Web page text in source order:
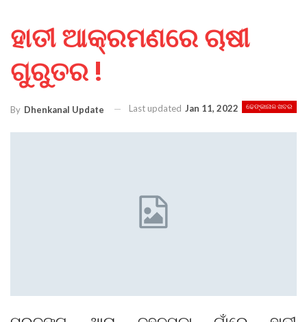
ହାତୀ ଆକ୍ରମଣରେ ଚାଷୀ
ଗୁରୁତର !
ଢେଙ୍କାନାଳ ଖବର
By Dhenkanal Update Last updated Jan 11, 2022